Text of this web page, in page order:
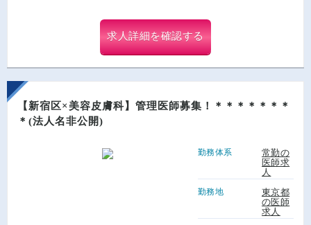
求人詳細を確認する
【新宿区×美容皮膚科】管理医師募集！＊＊＊＊＊＊＊
＊(法人名非公開)
勤務体系
常勤の
医師求
人
勤務地
東京都
の医師
求人